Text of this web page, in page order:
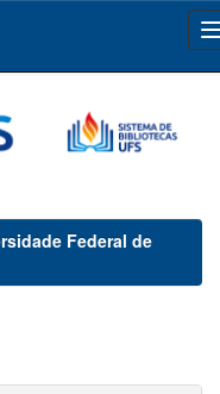
Federal de